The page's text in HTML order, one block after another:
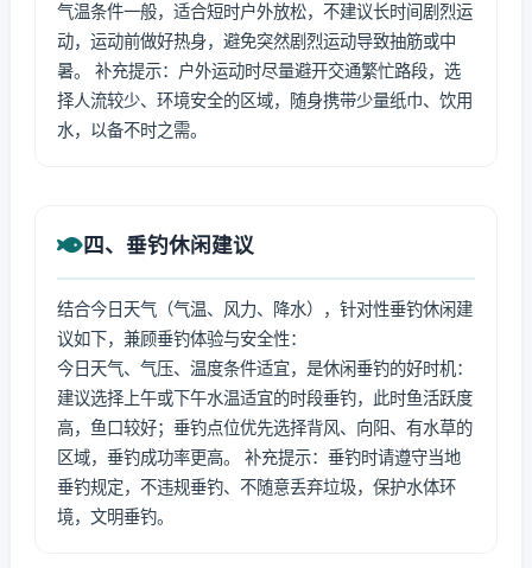
气温条件一般，适合短时户外放松，不建议长时间剧烈运
动，运动前做好热身，避免突然剧烈运动导致抽筋或中
暑。 补充提示：户外运动时尽量避开交通繁忙路段，选
择人流较少、环境安全的区域，随身携带少量纸巾、饮用
水，以备不时之需。
四、垂钓休闲建议
结合今日天气（气温、风力、降水），针对性垂钓休闲建
议如下，兼顾垂钓体验与安全性：
今日天气、气压、温度条件适宜，是休闲垂钓的好时机：
建议选择上午或下午水温适宜的时段垂钓，此时鱼活跃度
高，鱼口较好；垂钓点位优先选择背风、向阳、有水草的
区域，垂钓成功率更高。 补充提示：垂钓时请遵守当地
垂钓规定，不违规垂钓、不随意丢弃垃圾，保护水体环
境，文明垂钓。